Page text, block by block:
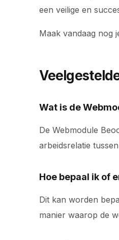
een veilige en
Maak vandaag nog
Wat is de
De Webmodule
arbeidsrelatie
Hoe bepaal ik of
Dit kan worden
manier waarop de